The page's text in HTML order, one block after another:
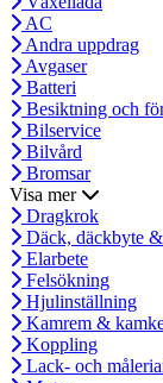
AC
Andra uppdrag
Avgaser
Batteri
Besiktning och
Bilservice
Bilvård
Bromsar
Visa mer
Dragkrok
Däck, däckbyte
Elarbete
Felsökning
Hjulinställning
Kamrem &
Koppling
Lack- och